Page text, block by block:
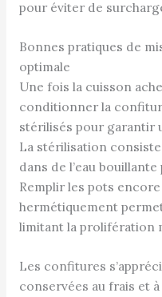
pour éviter de
Bonnes pratiques de
optimale
Une fois la cuisson
conditionner la
stérilisés pour garantir
La stérilisation
dans de l’eau
Remplir les pots
hermétiquement
limitant la prolifération
Les confitures
conservées au frais et